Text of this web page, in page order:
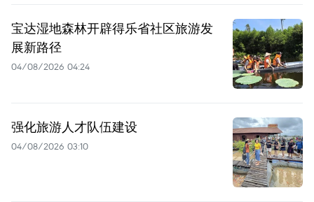
宝达湿地森林开辟得乐省社区旅游发
展新路径
04/08/2026 04:24
强化旅游人才队伍建设
04/08/2026 03:10